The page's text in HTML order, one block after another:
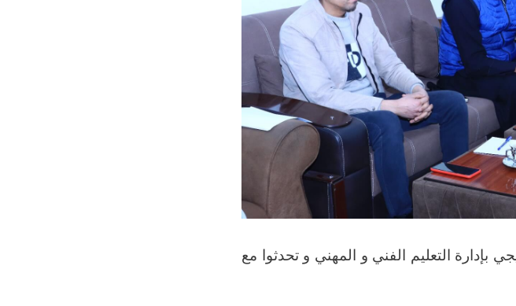
بإدارة التعليم الفني و المهني و تحدثوا مع